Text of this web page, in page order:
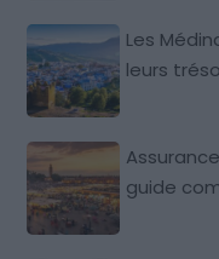
Les
leurs
guide